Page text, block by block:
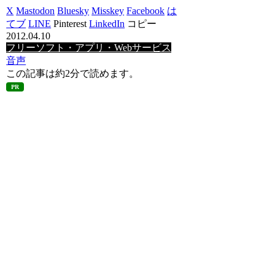
X Mastodon Bluesky Misskey Facebook は
てブ LINE Pinterest LinkedIn コピー
2012.04.10
フリーソフト・アプリ・Webサービス
音声
この記事は約2分で読めます。
PR